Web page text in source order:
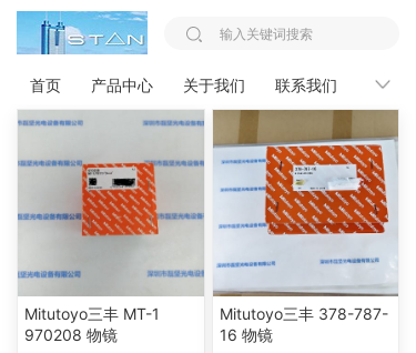
首页 产品中心 关于我们 联系我们 新闻资
您的位置： 首页 >> Mitutoyo三丰
Mitutoyo三丰 MT-1
970208 物镜
Mitutoyo三丰 378-787-
16 物镜